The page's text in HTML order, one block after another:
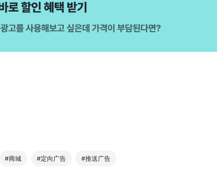
#商城 #定向广告 #推送广告